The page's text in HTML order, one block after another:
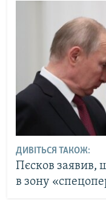
ДИВІТЬСЯ ТАКОЖ:
Пєсков заявив,
в зону